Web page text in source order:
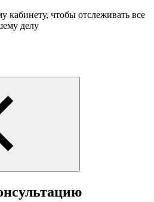
кабинету, чтобы отслеживать все
делу